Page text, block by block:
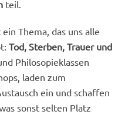
teil.
Thema, das uns alle
Tod, Sterben, Trauer und
Philosopieklassen
laden zum
ein und schaffen
sonst selten Platz